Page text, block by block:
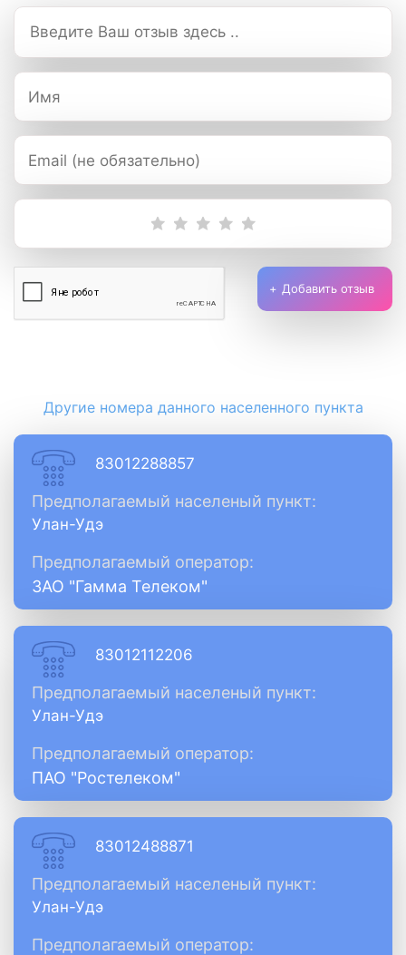
Добавить отзыв
Другие номера данного населенного пункта
83012288857
Предполагаемый населеный пункт:
Улан-Удэ
Предполагаемый оператор:
ЗАО "Гамма Телеком"
83012112206
Предполагаемый населеный пункт:
Улан-Удэ
Предполагаемый оператор:
ПАО "Ростелеком"
83012488871
Предполагаемый населеный пункт:
Улан-Удэ
Предполагаемый оператор: